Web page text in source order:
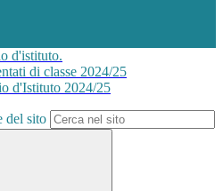
d'istituto.
di classe 2024/25
d'Istituto 2024/25
del sito